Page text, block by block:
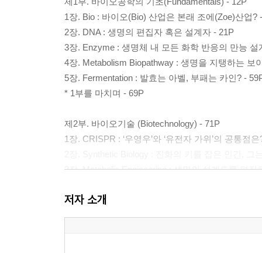
1장. Bio : 바이오(Bio) 산업은 본래 조에(Zoe)산업?
2장. DNA : 생명의 편집자 혹은 설계자 - 21P
3장. Enzyme : 생명체 내 모든 화학 반응의 만능 설
4장. Metabolism Biopathway : 생명을 지탱하는 보
5장. Fermentation : 발효는 아벨, 부패는 카인? -
* 1부를 마치며 - 69P
제2부. 바이오기술 (Biotechnology) - 71P
1장. CRISPR : ‘우영우’와 ‘유전자 가위’의 공통점
3장. Metabolic Engineering : 생명의 설계도를 편집
* 2부를 마치며 - 104P
저자 소개